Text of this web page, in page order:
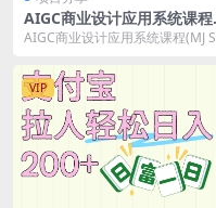
AIGC商业设计应用系统课程
(MJ SD)，AI的出现并不是淘
汰设计师，而是让好的设计师
更优秀
AIGC商业设计应用系统课程(MJ S
而是让好...
VIP